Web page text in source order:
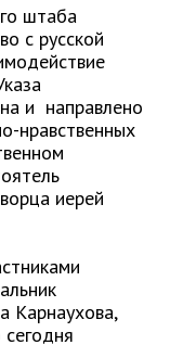
учёта
штаба
с русской
и направлено
нравственных
иерей
Карнаухова,